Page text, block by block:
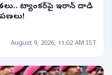
ట్యాంకర్‌పై ఇరాన్ దాడి
August 9, 2026, 11:02 AM IST